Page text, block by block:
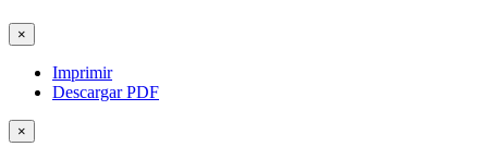
×
Imprimir
Descargar PDF
×